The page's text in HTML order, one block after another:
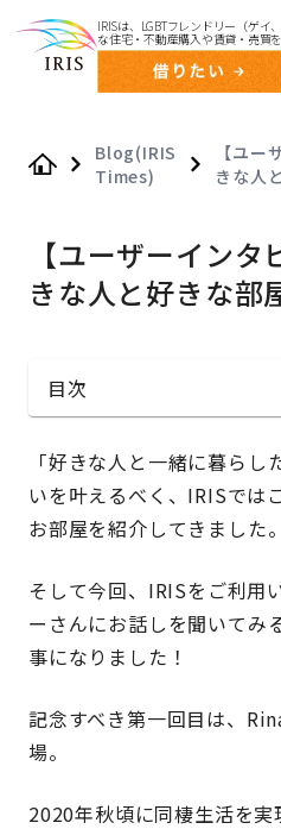
IRISは、LGBTフレンドリー（ゲイ
な住宅・不動産購入や賃貸・売買
Blog(IRIS
Times)
【ユ
きな人
【ユーザーイン
きな人と好きな部
「好きな人と一緒に暮ら
いを叶えるべく、IRISでは
お部屋を紹介してきました。
そして今回、IRISをご利用
ーさんにお話しを聞いてみ
事になりました！
記念すべき第一回目は、
場。
2020年秋頃に同棲生活を
目次